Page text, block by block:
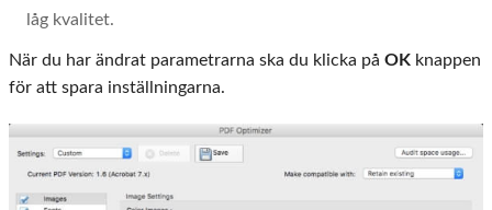
låg kvalitet.
När du har ändrat parametrarna ska du klicka på OK knappen
för att spara inställningarna.